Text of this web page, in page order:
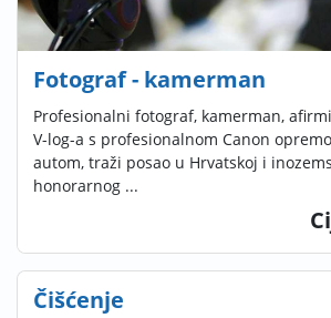
Fotograf - kamerman
Profesionalni fotograf, kamerman,
V-log-a s profesionalnom Canon
autom, traži posao u Hrvatskoj i
honorarnog ...
Čišćenje